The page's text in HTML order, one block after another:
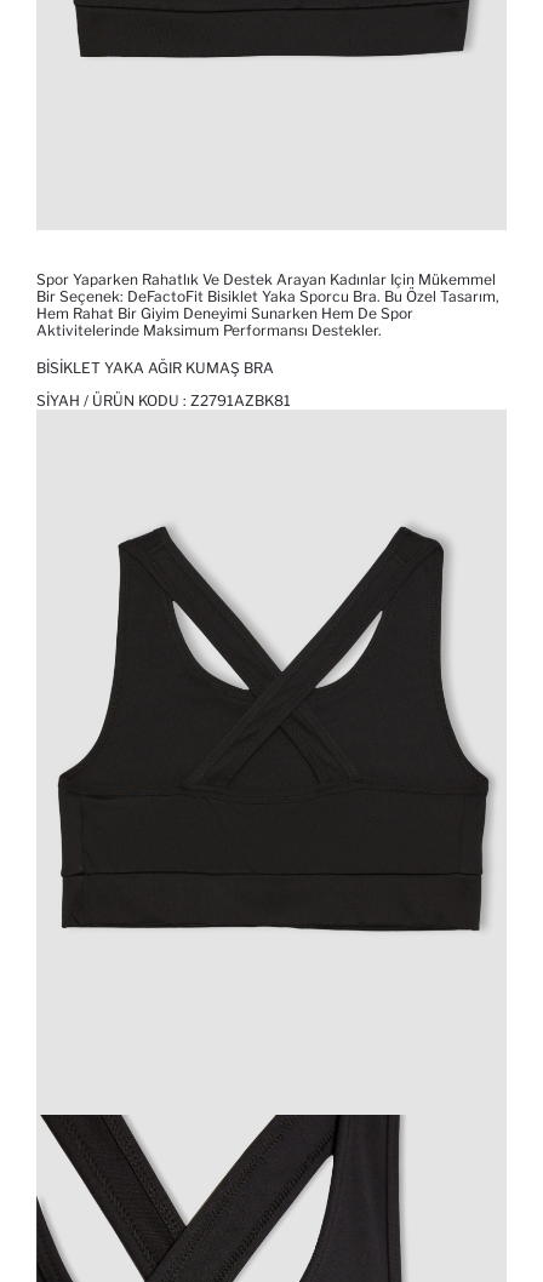
Spor Yaparken Rahatlık Ve Destek Arayan Kadınlar Için Mükemmel
Bir Seçenek: DeFactoFit Bisiklet Yaka Sporcu Bra. Bu Özel Tasarım,
Hem Rahat Bir Giyim Deneyimi Sunarken Hem De Spor
Aktivitelerinde Maksimum Performansı Destekler.
BISIKLET YAKA AĞIR KUMAŞ BRA
SIYAH / ÜRÜN KODU : Z2791AZBK81